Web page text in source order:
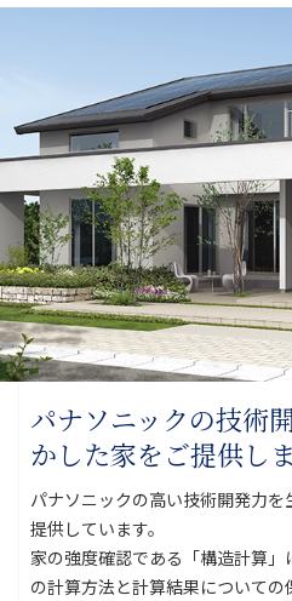
パナソニックの技術
かした家をご提供しま
パナソニックの高い技術開発力
提供しています。
家の強度確認である「構造計算
の計算方法と計算結果について